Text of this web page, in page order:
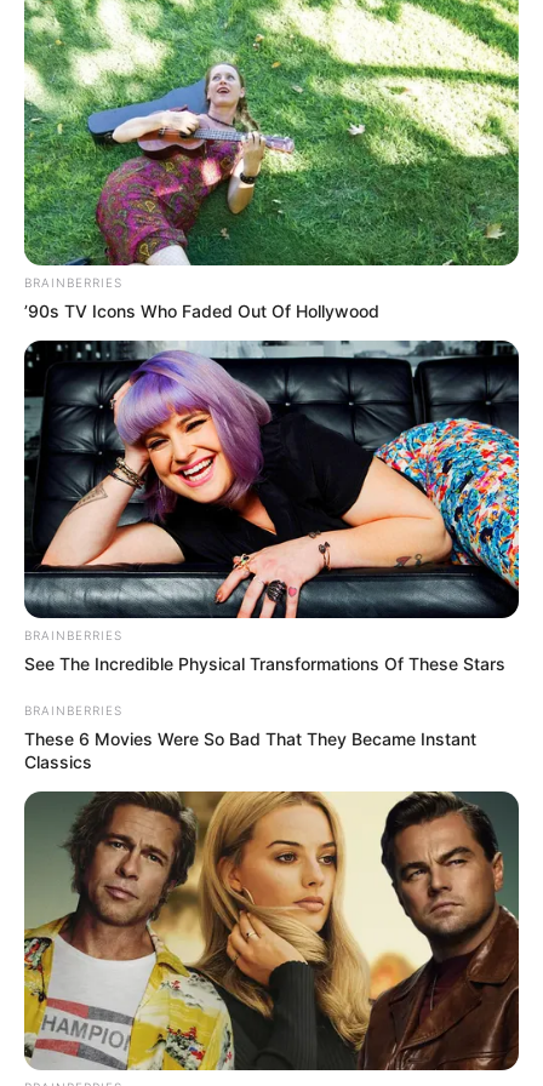
6. Kimi no Suizou wo Tabetai
(foto: fandom)
Rekomendasi anime berikutnya adalahI Want to Eat Your
PancreasatauKimi no Suizou wo Tabetaiyang banyak menguras
emosi.
BRAINBERRIES
’90s TV Icons Who Faded Out Of Hollywood
BRAINBERRIES
See The Incredible Physical Transformations Of These Stars
BRAINBERRIES
These 6 Movies Were So Bad That They Became Instant
Classics